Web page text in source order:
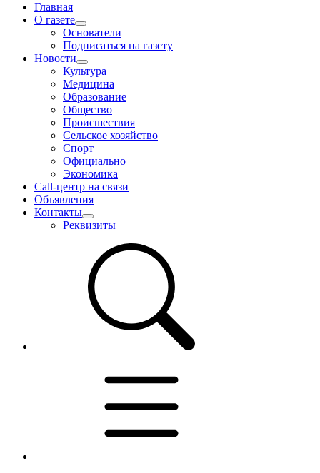
Главная
О газете
Основатели
Подписаться на газету
Новости
Культура
Медицина
Образование
Общество
Происшествия
Сельское хозяйство
Спорт
Официально
Экономика
Call-центр на связи
Объявления
Контакты
Реквизиты